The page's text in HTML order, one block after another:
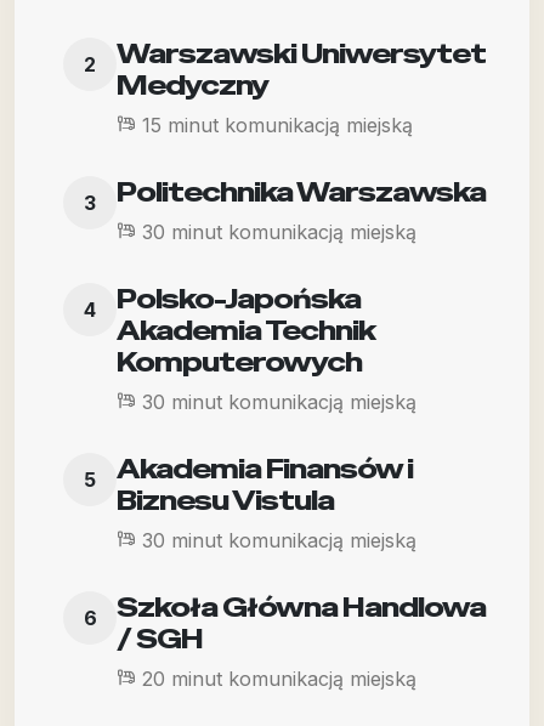
2
Warszawski Uniwersytet
Medyczny
15 minut komunikacją miejską
3 Politechnika Warszawska
30 minut komunikacją miejską
4
Polsko-Japońska
Akademia Technik
Komputerowych
30 minut komunikacją miejską
5
Akademia Finansów i
Biznesu Vistula
30 minut komunikacją miejską
6
Szkoła Główna Handlowa
/ SGH
20 minut komunikacją miejską